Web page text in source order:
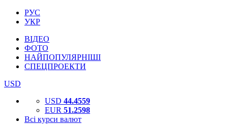
РУС
УКР
ВІДЕО
ФОТО
НАЙПОПУЛЯРНІШІ
СПЕЦПРОЕКТИ
USD
USD 44.4559
EUR 51.2598
Всі курси валют